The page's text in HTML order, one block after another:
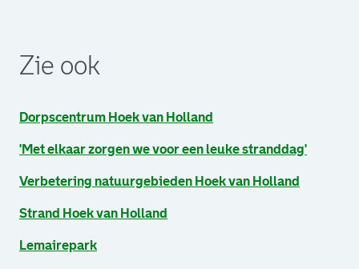
Zie ook
Dorpscentrum Hoek van Holland
'Met elkaar zorgen we voor een leuke stranddag'
Verbetering natuurgebieden Hoek van Holland
Strand Hoek van Holland
Lemairepark